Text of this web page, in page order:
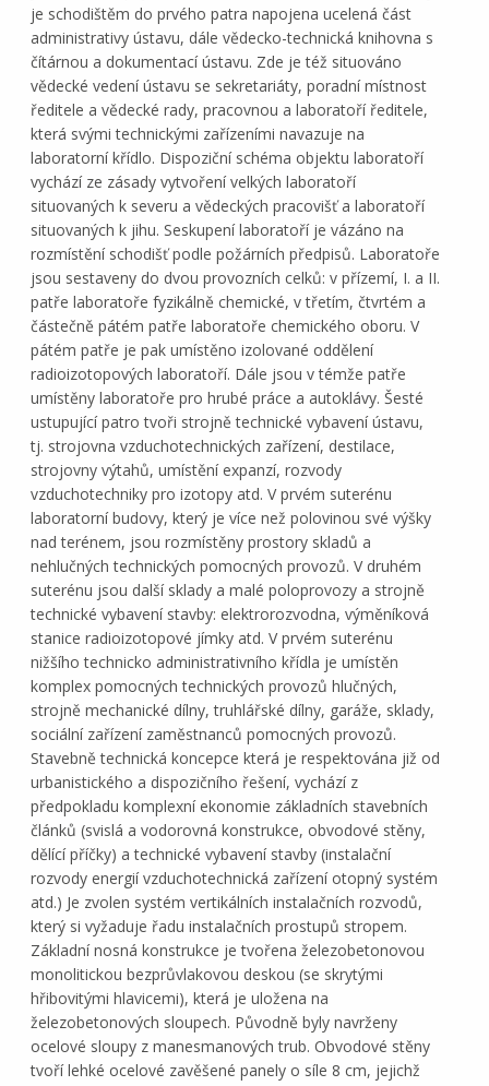
je schodištěm do prvého patra napojena ucelená část
administrativy ústavu, dále vědecko-technická knihovna s
čítárnou a dokumentací ústavu. Zde je též situováno
vědecké vedení ústavu se sekretariáty, poradní místnost
ředitele a vědecké rady, pracovnou a laboratoří ředitele,
která svými technickými zařízeními navazuje na
laboratorní křídlo. Dispoziční schéma objektu laboratoří
vychází ze zásady vytvoření velkých laboratoří
situovaných k severu a vědeckých pracovišť a laboratoří
situovaných k jihu. Seskupení laboratoří je vázáno na
rozmístění schodišť podle požárních předpisů. Laboratoře
jsou sestaveny do dvou provozních celků: v přízemí, I. a II.
patře laboratoře fyzikálně chemické, v třetím, čtvrtém a
částečně pátém patře laboratoře chemického oboru. V
pátém patře je pak umístěno izolované oddělení
radioizotopových laboratoří. Dále jsou v témže patře
umístěny laboratoře pro hrubé práce a autoklávy. Šesté
ustupující patro tvoři strojně technické vybavení ústavu,
tj. strojovna vzduchotechnických zařízení, destilace,
strojovny výtahů, umístění expanzí, rozvody
vzduchotechniky pro izotopy atd. V prvém suterénu
laboratorní budovy, který je více než polovinou své výšky
nad terénem, jsou rozmístěny prostory skladů a
nehlučných technických pomocných provozů. V druhém
suterénu jsou další sklady a malé poloprovozy a strojně
technické vybavení stavby: elektrorozvodna, výměníková
stanice radioizotopové jímky atd. V prvém suterénu
nižšího technicko administrativního křídla je umístěn
komplex pomocných technických provozů hlučných,
strojně mechanické dílny, truhlářské dílny, garáže, sklady,
sociální zařízení zaměstnanců pomocných provozů.
Stavebně technická koncepce která je respektována již od
urbanistického a dispozičního řešení, vychází z
předpokladu komplexní ekonomie základních stavebních
článků (svislá a vodorovná konstrukce, obvodové stěny,
dělící příčky) a technické vybavení stavby (instalační
rozvody energií vzduchotechnická zařízení otopný systém
atd.) Je zvolen systém vertikálních instalačních rozvodů,
který si vyžaduje řadu instalačních prostupů stropem.
Základní nosná konstrukce je tvořena železobetonovou
monolitickou bezprůvlakovou deskou (se skrytými
hřibovitými hlavicemi), která je uložena na
železobetonových sloupech. Původně byly navrženy
ocelové sloupy z manesmanových trub. Obvodové stěny
tvoří lehké ocelové zavěšené panely o síle 8 cm, jejichž